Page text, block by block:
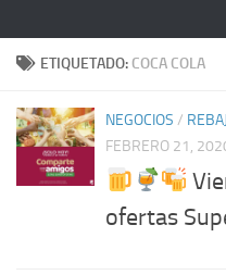
ETIQUETADO: COCA COLA
NEGOCIOS /
FEBRERO 21,
ofertas